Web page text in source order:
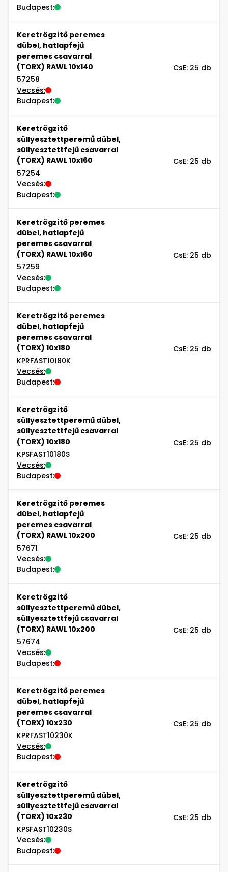
Budapest:
Keretrögzítő peremes
dübel, hatlapfejű
peremes csavarral
(TORX) RAWL 10x140
57258
Vecsés:
Budapest:
CsE: 25 db
Keretrögzítő
süllyesztettperemű dübel,
süllyesztettfejű csavarral
(TORX) RAWL 10x160
57254
Vecsés:
Budapest:
CsE: 25 db
Keretrögzítő peremes
dübel, hatlapfejű
peremes csavarral
(TORX) RAWL 10x160
57259
Vecsés:
Budapest:
CsE: 25 db
Keretrögzítő peremes
dübel, hatlapfejű
peremes csavarral
(TORX) 10x180
KPRFAST10180K
Vecsés:
Budapest:
CsE: 25 db
Keretrögzítő
süllyesztettperemű dübel,
süllyesztettfejű csavarral
(TORX) 10x180
KPSFAST10180S
Vecsés:
Budapest:
CsE: 25 db
Keretrögzítő peremes
dübel, hatlapfejű
peremes csavarral
(TORX) RAWL 10x200
57671
Vecsés:
Budapest:
CsE: 25 db
Keretrögzítő
süllyesztettperemű dübel,
süllyesztettfejű csavarral
(TORX) RAWL 10x200
57674
Vecsés:
Budapest:
CsE: 25 db
Keretrögzítő peremes
dübel, hatlapfejű
peremes csavarral
(TORX) 10x230
KPRFAST10230K
Vecsés:
Budapest:
CsE: 25 db
Keretrögzítő
süllyesztettperemű dübel,
süllyesztettfejű csavarral
(TORX) 10x230
KPSFAST10230S
Vecsés:
Budapest:
CsE: 25 db